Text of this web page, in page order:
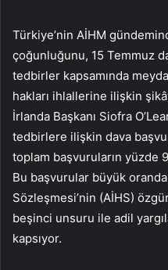
Türkiye’nin AİHM
çoğunluğunu, 15 Temmuz
tedbirler kapsamında
hakları ihlallerine ilişkin
İrlanda Başkanı Siofra
tedbirlere ilişkin dava
toplam başvuruların yüzde
Bu başvurular büyük
Sözleşmesi’nin (AİHS)
beşinci unsuru ile adil
kapsıyor.